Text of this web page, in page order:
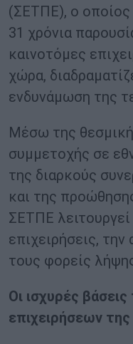
(ΣΕΤΠΕ), ο οποίος
31 χρόνια
καινοτόμες
χώρα,
ενδυνάμωση της
Μέσω της
συμμετοχής σε
της διαρκούς
και της
ΣΕΤΠΕ
επιχειρήσεις,
τους φορείς
Οι ισχυρές
επιχειρήσεων